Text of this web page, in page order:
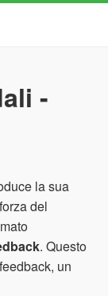
-
la sua
del
. Questo
un